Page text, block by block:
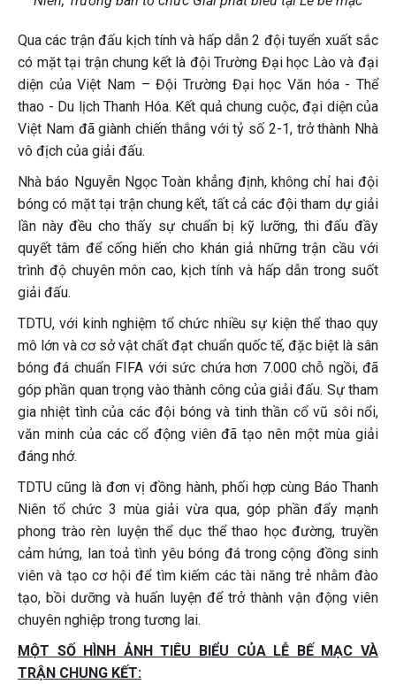
Qua các trận đấu kịch tính và hấp dẫn 2 đội tuyển xuất sắc
có mặt tại trận chung kết là đội Trường Đại học Lào và đại
diện của Việt Nam – Đội Trường Đại học Văn hóa - Thể
thao - Du lịch Thanh Hóa. Kết quả chung cuộc, đại diện của
Việt Nam đã giành chiến thắng với tỷ số 2-1, trở thành Nhà
vô địch của giải đấu.
Nhà báo Nguyễn Ngọc Toàn khẳng định, không chỉ hai đội
bóng có mặt tại trận chung kết, tất cả các đội tham dự giải
lần này đều cho thấy sự chuẩn bị kỹ lưỡng, thi đấu đầy
quyết tâm để cống hiến cho khán giả những trận cầu với
trình độ chuyên môn cao, kịch tính và hấp dẫn trong suốt
giải đấu.
TDTU, với kinh nghiệm tổ chức nhiều sự kiện thể thao quy
mô lớn và cơ sở vật chất đạt chuẩn quốc tế, đặc biệt là sân
bóng đá chuẩn FIFA với sức chứa hơn 7.000 chỗ ngồi, đã
góp phần quan trọng vào thành công của giải đấu. Sự tham
gia nhiệt tình của các đội bóng và tinh thần cổ vũ sôi nổi,
văn minh của các cổ động viên đã tạo nên một mùa giải
đáng nhớ.
TDTU cũng là đơn vị đồng hành, phối hợp cùng Báo Thanh
Niên tổ chức 3 mùa giải vừa qua, góp phần đẩy mạnh
phong trào rèn luyện thể dục thể thao học đường, truyền
cảm hứng, lan toả tình yêu bóng đá trong cộng đồng sinh
viên và tạo cơ hội để tìm kiếm các tài năng trẻ nhằm đào
tạo, bồi dưỡng và huấn luyện để trở thành vận động viên
chuyên nghiệp trong tương lai.
MỘT SỐ HÌNH ẢNH TIÊU BIỂU CỦA LỄ BẾ MẠC VÀ
TRẬN CHUNG KẾT: